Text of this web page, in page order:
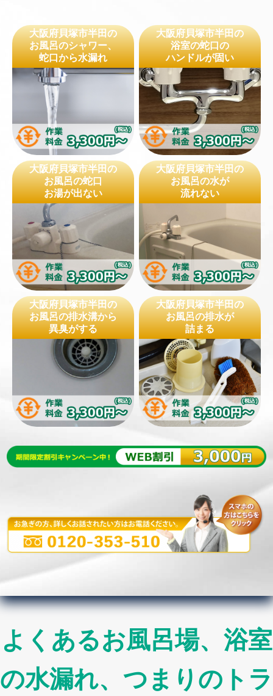
大阪府貝塚市半田の
お風呂のシャワー、
蛇口から水漏れ
大阪府貝塚市半田の
浴室の蛇口の
ハンドルが固い
大阪府貝塚市半田の
お風呂の蛇口
お湯が出ない
大阪府貝塚市半田の
お風呂の水が
流れない
大阪府貝塚市半田の
お風呂の排水溝から
異臭がする
大阪府貝塚市半田の
お風呂の排水が
詰まる
よくあるお風呂場、浴室
の水漏れ、つまりのトラ